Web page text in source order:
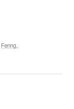
Fenng。